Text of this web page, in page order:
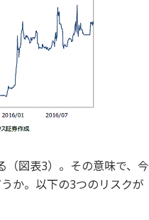
（図表3）。その意味で、今
か。以下の3つのリスクが